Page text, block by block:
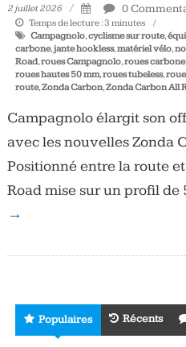
2 juillet 2026 0
Temps de lecture :3 minutes
Campagnolo,cyclisme sur route,
carbone,jante hookless,matériel vélo,
Road,roues Campagnolo,roues carbone
roues hautes 50 mm,roues tubeless,
route,Zonda Carbon,Zonda Carbon All
Campagnolo élargit son
avec les nouvelles Zonda
Positionné entre la route
Road mise sur un profil de
→
Populaires Récents